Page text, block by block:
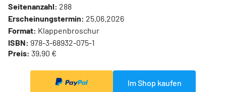
Seitenanzahl: 288
Erscheinungstermin: 25.06.2026
Format: Klappenbroschur
ISBN: 978-3-68932-075-1
Preis: 39,90 €
Im Shop kaufen